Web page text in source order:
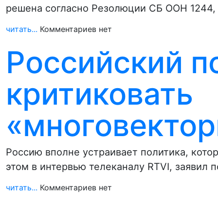
решена согласно Резолюции СБ ООН
читать... Комментариев нет
Российский
критиковать
Россию вполне устраивает политика,
этом в интервью телеканалу RTVI, заявил
читать... Комментариев нет